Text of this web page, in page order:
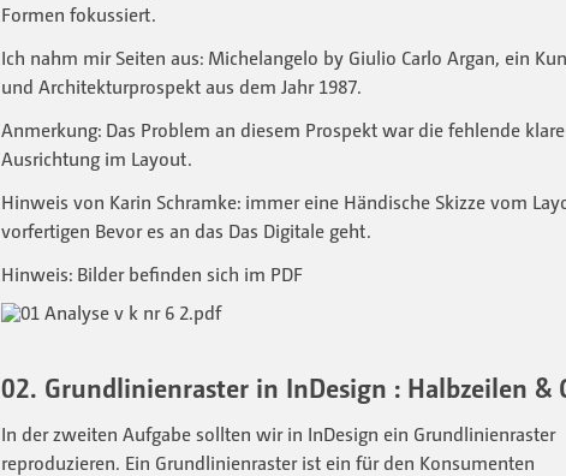
Formen fokussiert.
Ich nahm mir Seiten aus: Michelangelo by Giulio Carlo Argan, ein
und Architekturprospekt aus dem Jahr 1987.
Anmerkung: Das Problem an diesem Prospekt war die fehlende klare
Ausrichtung im Layout.
Hinweis von Karin Schramke: immer eine Händische Skizze vom
vorfertigen Bevor es an das Das Digitale geht.
Hinweis: Bilder befinden sich im PDF
02. Grundlinienraster in InDesign : Halbzeilen &
In der zweiten Aufgabe sollten wir in InDesign ein Grundlinienraster
reproduzieren. Ein Grundlinienraster ist ein für den Konsumenten